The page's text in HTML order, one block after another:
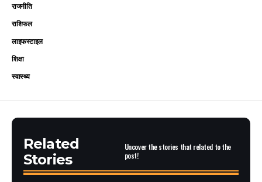
राजनीति
राशिफल
लाइफस्टाइल
शिक्षा
स्वास्थ्य
Related
Stories
Uncover the stories that related to the
post!